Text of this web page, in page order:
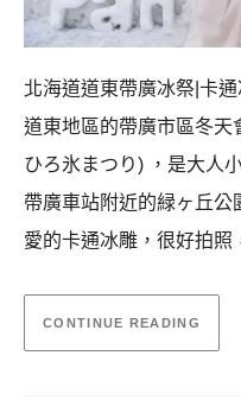
北海道道東帶廣冰祭|卡
道東地區的帶廣市區冬天
ひろ氷まつり) ，是大人
帶廣車站附近的緑ヶ丘
愛的卡通冰雕，很好拍
CONTINUE READING